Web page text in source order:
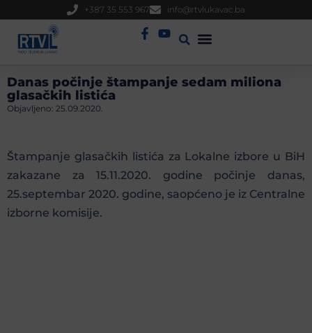
+387 35 553 967 info@rtvlukavac.ba
Danas počinje štampanje sedam miliona
glasačkih listića
Objavljeno: 25.09.2020.
Štampanje glasačkih listića za Lokalne izbore u BiH
zakazane za 15.11.2020. godine počinje danas,
25.septembar 2020. godine, saopćeno je iz Centralne
izborne komisije.